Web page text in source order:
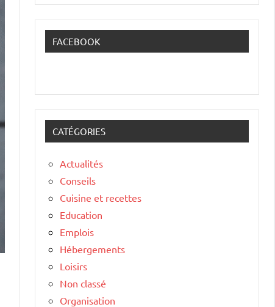
FACEBOOK
CATÉGORIES
Actualités
Conseils
Cuisine et recettes
Education
Emplois
Hébergements
Loisirs
Non classé
Organisation